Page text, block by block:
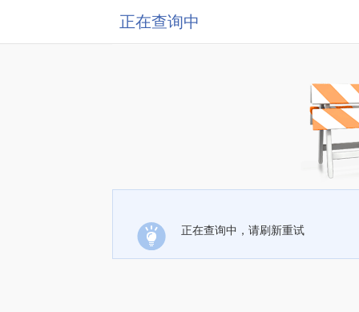
正在查询中
正在查询中，请刷新重试